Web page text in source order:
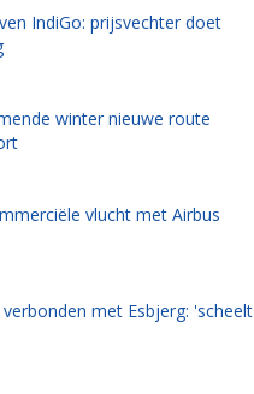
IndiGo: prijsvechter doet
winter nieuwe route
vlucht met Airbus
met Esbjerg: 'scheelt